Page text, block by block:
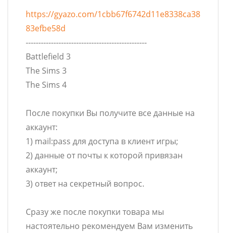
https://gyazo.com/1cbb67f6742d11e8338ca38
83efbe58d
------------------------------------------------
Battlefield 3
The Sims 3
The Sims 4
После покупки Вы получите все данные на
аккаунт:
1) mail:pass для доступа в клиент игры;
2) данные от почты к которой привязан
аккаунт;
3) ответ на секретный вопрос.
Сразу же после покупки товара мы
настоятельно рекомендуем Вам изменить